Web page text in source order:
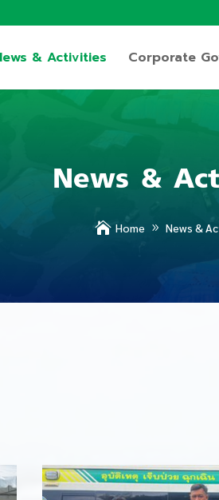
& Activities Corporate
News &
 Home News &